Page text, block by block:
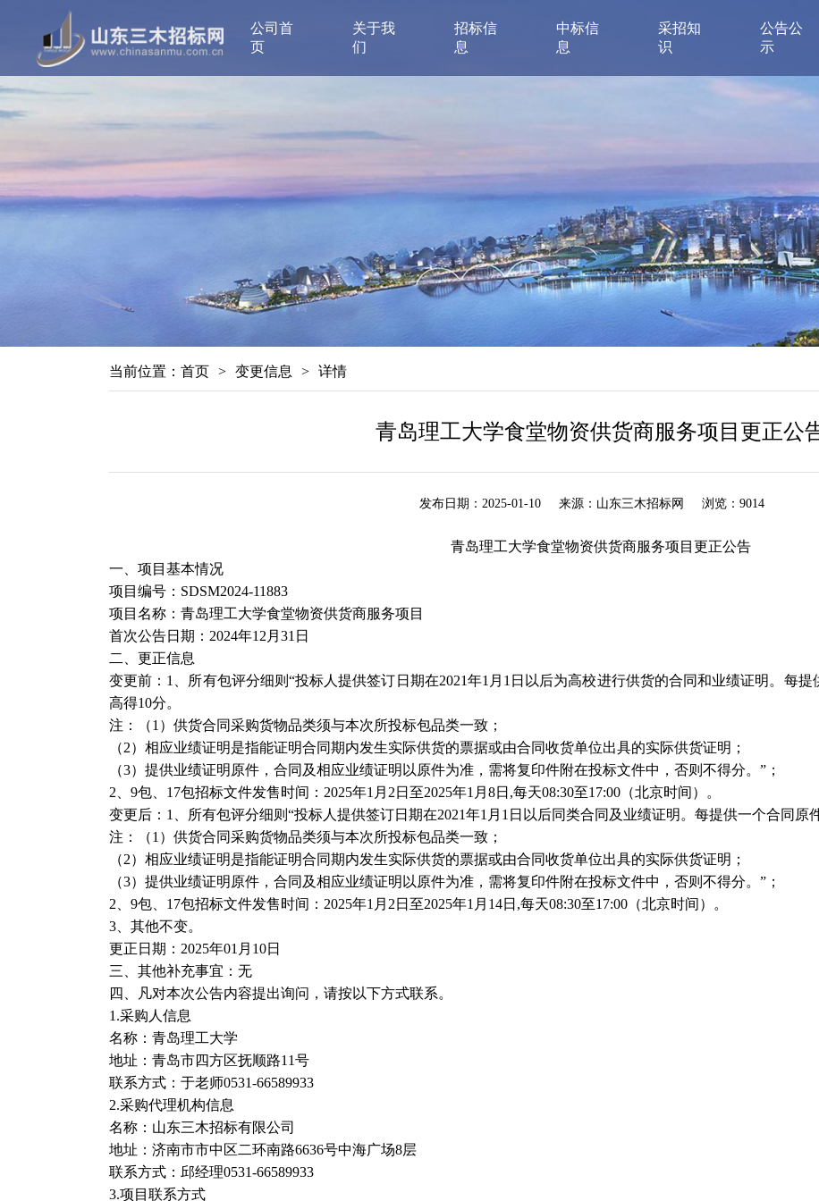
公司首
页
关于我
们
招标信
息
中标信
息
采招知
识
公告公
示
当前位置： 首页 > 变更信息 > 详情
青岛理工大学食堂物资供货商服务项目更正公
发布日期： 2025-01-10 来源： 山东三木招标网 浏览： 9014
青岛理工大学食堂物资供货商服务项目更正公告
一、项目基本情况
项目编号： SDSM2024-11883
项目名称：青岛理工大学食堂物资供货商服务项目
首次公告日期： 2024年12 月 31 日
二、更正信息
变更前： 1 、所有包评分细则“投标人提供签订日期在2021年1 月 1 日以后为高校进行供货的合同和业绩证明。每
高得10分。
注：（1 ）供货合同采购货物品类须与本次所投标包品类一致；
（2）相应业绩证明是指能证明合同期内发生实际供货的票据或由合同收货单位出具的实际供货证明；
（3）提供业绩证明原件，合同及相应业绩证明以原件为准，需将复印件附在投标文件中，否则不得分。”；
2
9包、 17包招标文件发售时间： 2025年1 月 2 日至2025年1 月 8日 ,每天08:30至17:00 （北京时间）。
变更后： 1 、所有包评分细则“投标人提供签订日期在2021年1 月 1 日以后同类合同及业绩证明。每提供一个合同原
注：（1 ）供货合同采购货物品类须与本次所投标包品类一致；
（2）相应业绩证明是指能证明合同期内发生实际供货的票据或由合同收货单位出具的实际供货证明；
（3）提供业绩证明原件，合同及相应业绩证明以原件为准，需将复印件附在投标文件中，否则不得分。”；
2
9包、 17包招标文件发售时间： 2025年1 月 2 日至2025年1 月 14日 ,每天08:30至17:00 （北京时间）。
3 、其他不变。
更正日期： 2025年01 月 10日
三、其他补充事宜：无
四、凡对本次公告内容提出询问，请按以下方式联系。
1.采购人信息
名称：青岛理工大学
地址：青岛市四方区抚顺路11号
联系方式：于老师0531-66589933
2.采购代理机构信息
名称：山东三木招标有限公司
地址：济南市市中区二环南路6636号中海广场8层
联系方式：邱经理0531-66589933
3.项目联系方式